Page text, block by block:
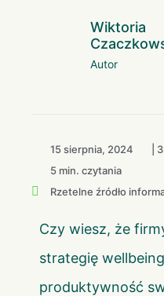
Wiktoria
Autor
15 sierpnia, 2024
5 min. czytania
Rzetelne źródło
Czy wiesz, że
strategię
produktywność